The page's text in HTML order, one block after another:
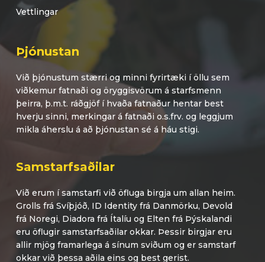
Vettlingar
Þjónustan
Við þjónustum stærri og minni fyrirtæki í öllu sem
viðkemur fatnaði og öryggisvörum á starfsmenn
þeirra, þ.m.t. ráðgjöf í hvaða fatnaður hentar best
hverju sinni, merkingar á fatnaði o.s.frv. og leggjum
mikla áherslu á að þjónustan sé á háu stigi.
Samstarfsaðilar
Við erum í samstarfi við öfluga birgja um allan heim.
Grolls frá Svíþjóð, ID Identity frá Danmörku, Devold
frá Noregi, Diadora frá Ítalíu og Elten frá Þýskalandi
eru öflugir samstarfsaðilar okkar. Þessir birgjar eru
allir mjög framarlega á sínum sviðum og er samstarf
okkar við þessa aðila eins og best gerist.